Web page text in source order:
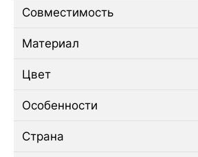
Совместимость
Материал
Цвет
Особенности
Страна